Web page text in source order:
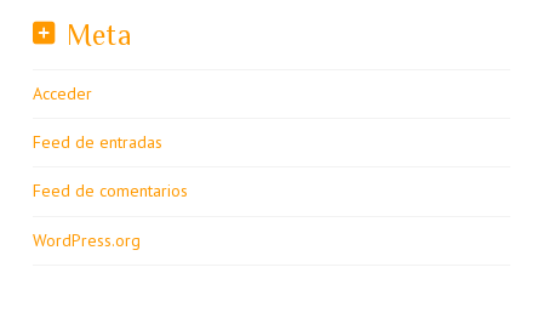
Meta
Acceder
Feed de entradas
Feed de comentarios
WordPress.org